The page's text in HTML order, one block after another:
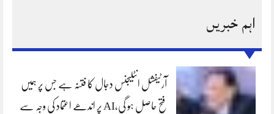
اہم خبریں
آرٹیفشل انٹلیجنس دجال کا فتنہ ہے جس پر ہمیں
فتح حاصل ہو گی،AI پر اندھے اعتماد کی وجہ سے